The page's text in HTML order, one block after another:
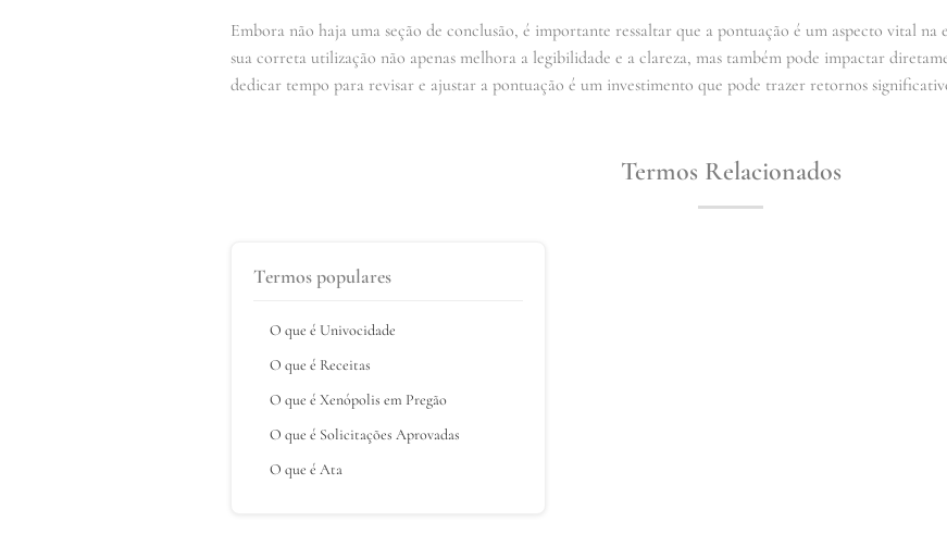
Embora não haja uma seção de conclusão, é importante ressaltar que a pontuação é um aspecto vital
sua correta utilização não apenas melhora a legibilidade e a clareza, mas também pode impactar
dedicar tempo para revisar e ajustar a pontuação é um investimento que pode trazer retornos
Termos Relacionados
Termos populares
O que é Univocidade
O que é Receitas
O que é Xenópolis em Pregão
O que é Solicitações Aprovadas
O que é Ata